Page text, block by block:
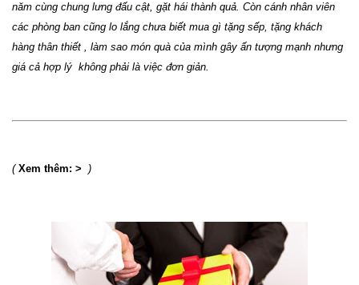
năm cùng chung lưng đấu cật, gặt hái thành quả. Còn cánh nhân viên
các phòng ban cũng lo lắng chưa biết mua gì tặng sếp, tặng khách
hàng thân thiết , làm sao món quà của mình gây ấn tượng mạnh nhưng
giá cả hợp lý không phải là việc đơn giản.
(Xem thêm: > )